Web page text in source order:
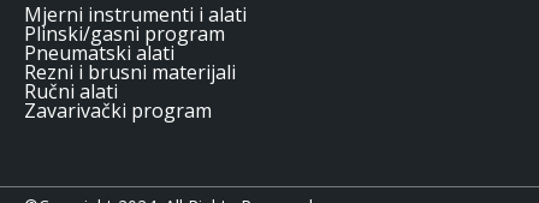
Mjerni instrumenti i alati
Plinski/gasni program
Pneumatski alati
Rezni i brusni materijali
Ručni alati
Zavarivački program